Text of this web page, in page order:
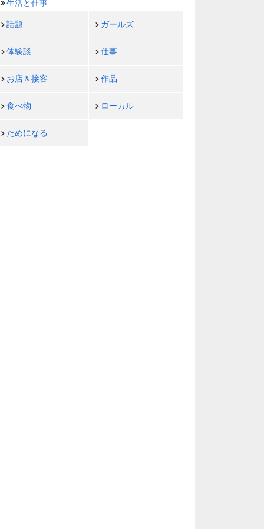
生活と仕事
話題 ガールズ
体験談 仕事
お店＆接客 作品
食べ物 ローカル
ためになる